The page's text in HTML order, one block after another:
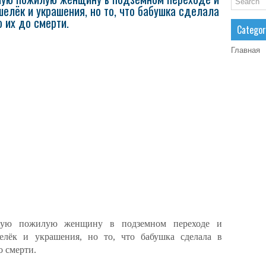
и украшения, но то, что бабушка сделала
их до смерти.
пожилую женщину в подземном переходе и
и украшения, но то, что бабушка сделала в
смерти.
Главная